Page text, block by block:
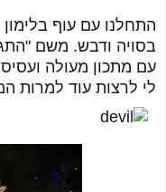
התחלנו עם עוף
בסויה ודבש. משם
עם מתכון מעולה
לי לרצות עוד למרות